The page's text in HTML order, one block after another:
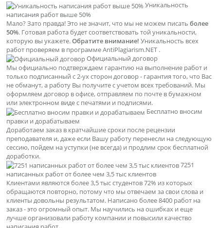
Уникальность
написания работ выше 50%
Мало? Зато правда! Это не значит, что мы не можем писать более
50%. Готовая работа будет соответствовать той уникальности,
которую вы укажете.Обратите внимание! Уникальность всех
работ проверяем в программе AntiPlagiarism.NET .
Официальный договор
Мы официально подтверждаем гарантию на выполнение работ и
только подписанный с 2-ух сторон договор - гарантия того, что Вас
не обманут, а работу Вы получите с учетом всех требований. Мы
оформляем договор в офисе, отправляем по почте в бумажном
или электронном виде с печатями и подписями.
Бесплатно вносим
правки и дорабатываем
Доработаем заказ в кратчайшие сроки после рецензии
преподавателя и, даже если Вашу работу перенесли на следующую
сессию, пойдем на уступки (не всегда) и продлим срок бесплатной
доработки.
7251
написанных работ от более чем 3,5 тыс клиентов
Клиентами являются более 3,5 тыс студентов 72% из которых
обращаются повторно, потому что мы отвечаем за свои слова и
клиенты довольны результатом. Написано более 8400 работ на
заказ - это огромный опыт. Мы научились на ошибках и еще
лучше организовали работу компании и повысили качество